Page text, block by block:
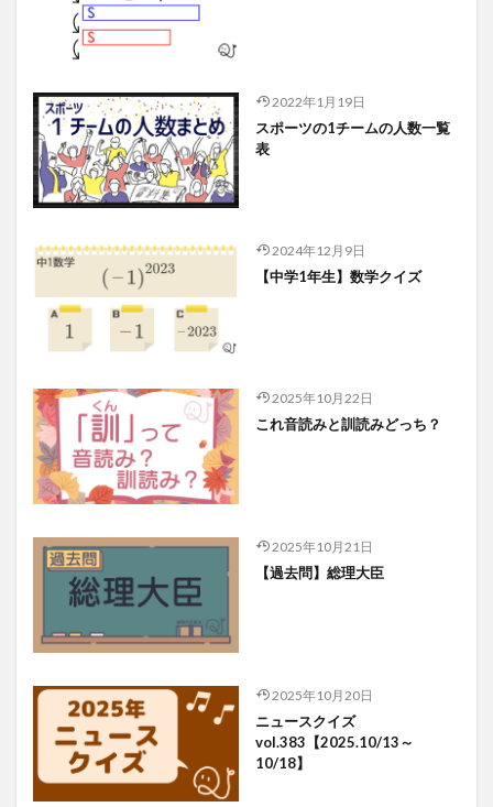
2022年1月19日
スポーツの1チームの人数一覧
表
2024年12月9日
【中学1年生】数学クイズ
2025年10月22日
これ音読みと訓読みどっち？
2025年10月21日
【過去問】総理大臣
2025年10月20日
ニュースクイズ
vol.383【2025.10/13～
10/18】